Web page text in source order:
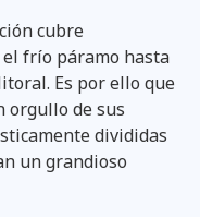
cubre
frío páramo hasta
Es por ello que
orgullo de sus
divididas
un grandioso